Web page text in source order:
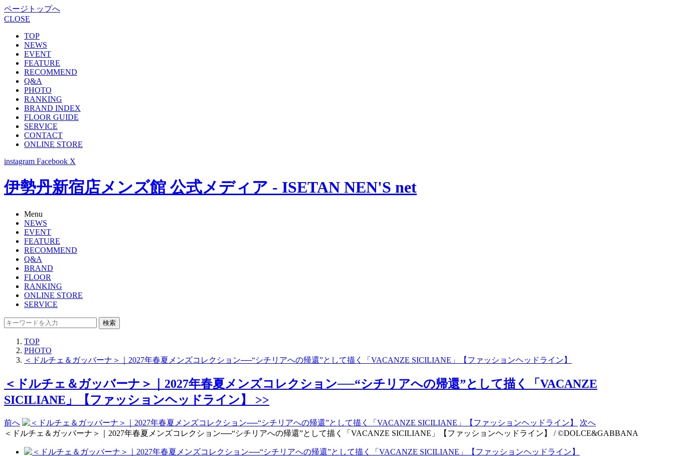
ページトップへ
CLOSE
TOP
NEWS
EVENT
FEATURE
RECOMMEND
Q&A
PHOTO
RANKING
BRAND INDEX
FLOOR GUIDE
SERVICE
CONTACT
ONLINE STORE
instagram Facebook X
伊勢丹新宿店メンズ館 公式メディア - ISETAN NEN'S net
Menu
NEWS
EVENT
FEATURE
RECOMMEND
Q&A
BRAND
FLOOR
RANKING
ONLINE STORE
SERVICE
検索
TOP
PHOTO
＜ドルチェ＆ガッバーナ＞｜2027年春夏メンズコレクション──“シチリアへの帰還”として描く「VACANZE SICILIANE」【ファッションヘッドライン】
＜ドルチェ＆ガッバーナ＞｜2027年春夏メンズコレクション──“シチリアへの帰還”として描く「VACANZE
SICILIANE」【ファッションヘッドライン】 >>
前へ
次へ
＜ドルチェ＆ガッバーナ＞｜2027年春夏メンズコレクション──“シチリアへの帰還”として描く「VACANZE SICILIANE」【ファッションヘッドライン】 / ©DOLCE&GABBANA